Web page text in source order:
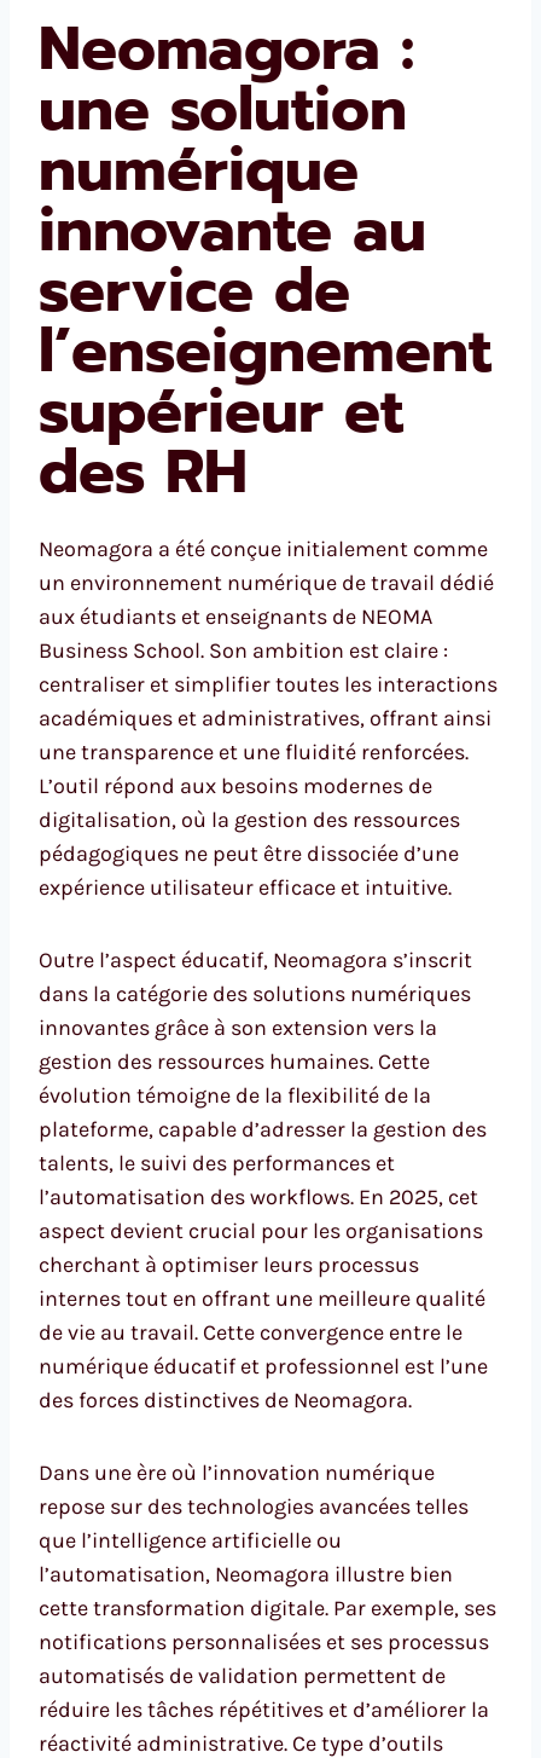
Neomagora :
une solution
numérique
innovante au
service de
l’enseignement
supérieur et
des RH
Neomagora a été conçue initialement comme
un environnement numérique de travail dédié
aux étudiants et enseignants de NEOMA
Business School. Son ambition est claire :
centraliser et simplifier toutes les interactions
académiques et administratives, offrant ainsi
une transparence et une fluidité renforcées.
L’outil répond aux besoins modernes de
digitalisation, où la gestion des ressources
pédagogiques ne peut être dissociée d’une
expérience utilisateur efficace et intuitive.
Outre l’aspect éducatif, Neomagora s’inscrit
dans la catégorie des solutions numériques
innovantes grâce à son extension vers la
gestion des ressources humaines. Cette
évolution témoigne de la flexibilité de la
plateforme, capable d’adresser la gestion des
talents, le suivi des performances et
l’automatisation des workflows. En 2025, cet
aspect devient crucial pour les organisations
cherchant à optimiser leurs processus
internes tout en offrant une meilleure qualité
de vie au travail. Cette convergence entre le
numérique éducatif et professionnel est l’une
des forces distinctives de Neomagora.
Dans une ère où l’innovation numérique
repose sur des technologies avancées telles
que l’intelligence artificielle ou
l’automatisation, Neomagora illustre bien
cette transformation digitale. Par exemple, ses
notifications personnalisées et ses processus
automatisés de validation permettent de
réduire les tâches répétitives et d’améliorer la
réactivité administrative. Ce type d’outils